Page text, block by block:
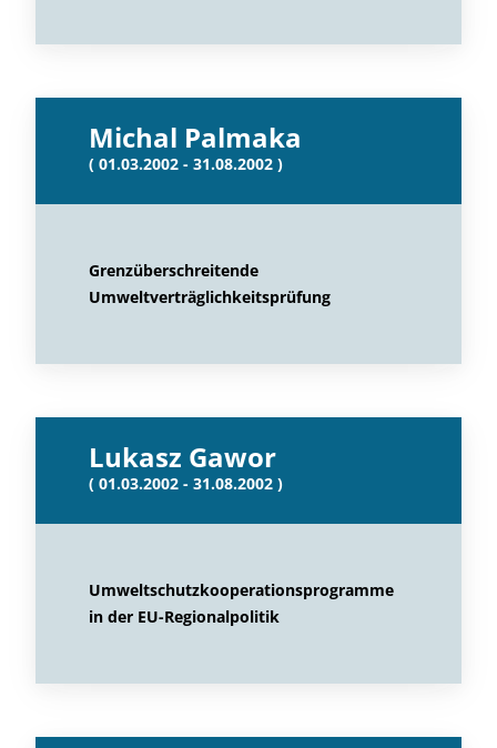
Michal Palmaka
( 01.03.2002 - 31.08.2002 )
Grenzüberschreitende
Umweltverträglichkeitsprüfung
Lukasz Gawor
( 01.03.2002 - 31.08.2002 )
Umweltschutzkooperationsprogramme
in der EU-Regionalpolitik